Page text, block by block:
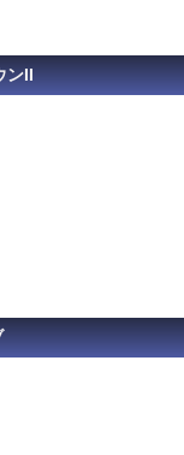
ンII